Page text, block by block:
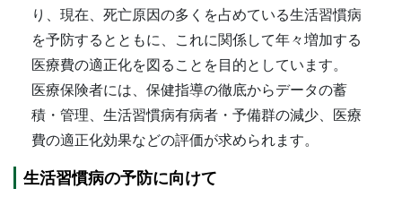
り、現在、死亡原因の多くを占めている生活習慣病
を予防するとともに、これに関係して年々増加する
医療費の適正化を図ることを目的としています。
医療保険者には、保健指導の徹底からデータの蓄
積・管理、生活習慣病有病者・予備群の減少、医療
費の適正化効果などの評価が求められます。
生活習慣病の予防に向けて